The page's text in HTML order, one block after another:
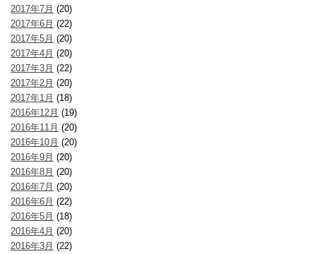
2017年7月 (20)
2017年6月 (22)
2017年5月 (20)
2017年4月 (20)
2017年3月 (22)
2017年2月 (20)
2017年1月 (18)
2016年12月 (19)
2016年11月 (20)
2016年10月 (20)
2016年9月 (20)
2016年8月 (20)
2016年7月 (20)
2016年6月 (22)
2016年5月 (18)
2016年4月 (20)
2016年3月 (22)